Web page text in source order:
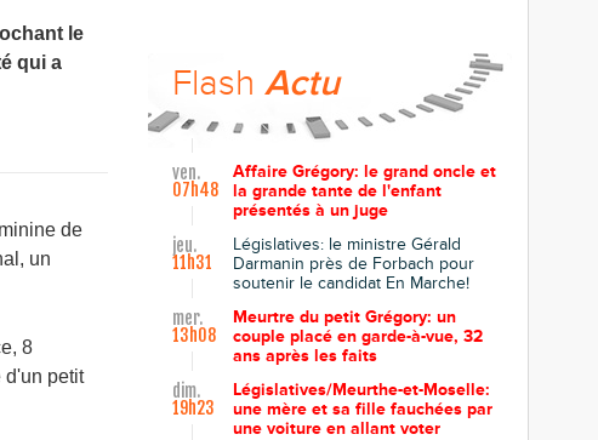
le
qui a
de
un
8
d'un petit
Flash Actu
ven.
07h48
Affaire Grégory: le grand oncle et
la grande tante de l'enfant
présentés à un juge
jeu.
11h31
Législatives: le ministre Gérald
Darmanin près de Forbach pour
soutenir le candidat En Marche!
mer.
13h08
Meurtre du petit Grégory: un
couple placé en garde-à-vue, 32
ans après les faits
dim.
19h23
Législatives/Meurthe-et-Moselle:
une mère et sa fille fauchées par
une voiture en allant voter